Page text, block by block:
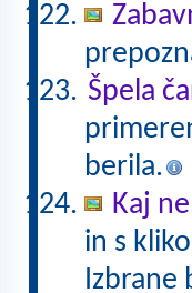
Špela
berila.
Kaj
in s
Izbrane